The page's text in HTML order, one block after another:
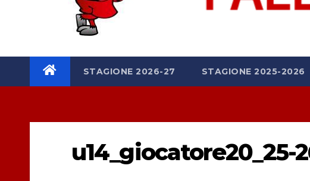
STAGIONE 2026-27 STAGIONE 2025-2026
u14_giocatore20_25-